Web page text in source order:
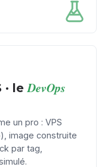
· leDevOps
un pro : VPS
image construite
par tag,